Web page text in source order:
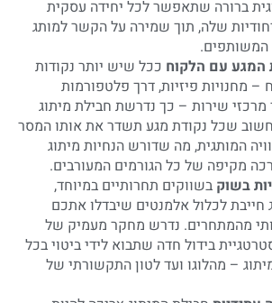
ברורה שתאפשר לכל יחידה עסקית
שלה, תוך שמירה על הקשר למותג
המשותפים.
המגע עם הלקוח ככל שיש יותר נקודות
– מחנויות פיזיות, דרך פלטפורמות
מרכזי שירות – כך נדרשת חבילת מיתוג
שכל נקודת מגע תשדר את אותו המסר
המותגית, מה שדורש הנחיות מיתוג
מקיפה של כל הגורמים המעורבים.
בשוק בשווקים תחרותיים במיוחד,
חייבת לכלול אלמנטים שיבדלו אתכם
מהמתחרים. נדרש מחקר מעמיק של
בידול חדה שתבוא לידי ביטוי בכל
– מהלוגו ועד לטון התקשורתי של